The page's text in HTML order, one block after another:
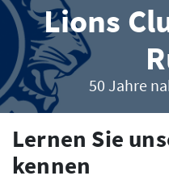
Lions
50 Jahre
Lernen Sie
kennen